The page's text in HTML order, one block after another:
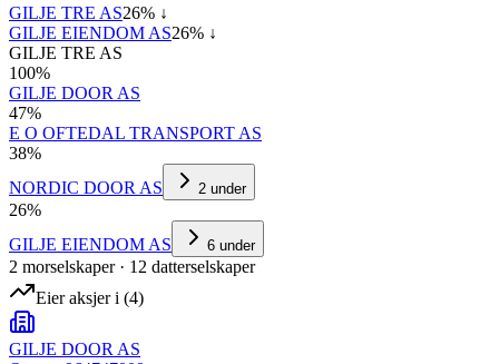
GILJE TRE AS26% ↓
GILJE EIENDOM AS26% ↓
GILJE TRE AS
100%
GILJE DOOR AS
47%
E O OFTEDAL TRANSPORT AS
38%
NORDIC DOOR AS
2 under
26%
GILJE EIENDOM AS
6 under
2 morselskaper· 12 datterselskaper
Eier aksjer i (4)
GILJE DOOR AS